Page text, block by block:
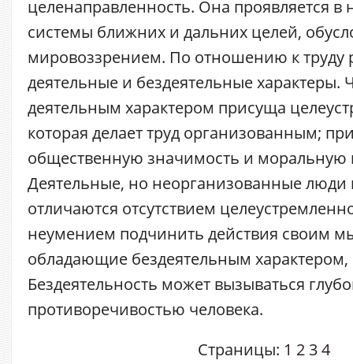
целенаправленность. Она проявляется в
системы ближних и дальних целей,
мировоззрением. По отношению к труду
деятельные и бездеятельные характеры.
деятельным характером присуща
которая делает труд организованным;
общественную значимость и моральную
Деятельные, но неорганизованные люди
отличаются отсутствием
неумением подчинить действия своим
обладающие бездеятельным
Бездеятельность может вызываться
противоречивостью человека.
Страницы: 1 2 34